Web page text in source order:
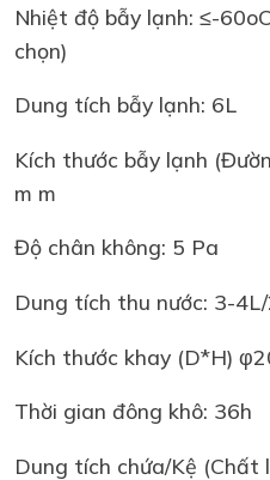
Nhiệt độ bẫy lạnh: ≤-
chọn)
Dung tích bẫy lạnh: 6L
Kích thước bẫy lạnh
m m
Độ chân không: 5 Pa
Dung tích thu nước: 3-
Kích thước khay (D*H)
Thời gian đông khô: 36h
Dung tích chứa/Kệ (Chất